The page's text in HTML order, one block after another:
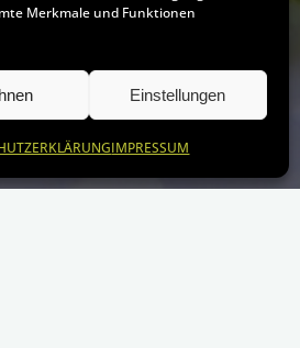
Merkmale und Funktionen
Einstellungen
IMPRESSUM